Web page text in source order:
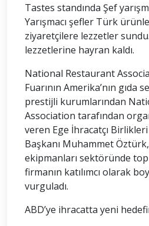
Tastes standında Şef
Yarışmacı şefler Türk
ziyaretçilere lezzetler
lezzetlerine hayran kaldı.
National Restaurant
Fuarının Amerika’nın gıda
prestijli kurumlarından
Association tarafından
veren Ege İhracatçı
Başkanı Muhammet
ekipmanları sektöründe
firmanın katılımcı olarak
vurguladı.
ABD’ye ihracatta yeni